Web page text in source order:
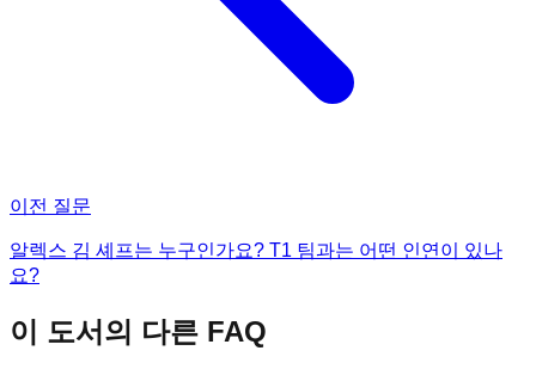
이전 질문
알렉스 김 셰프는 누구인가요? T1 팀과는 어떤 인연이 있나
요?
이 도서의 다른 FAQ